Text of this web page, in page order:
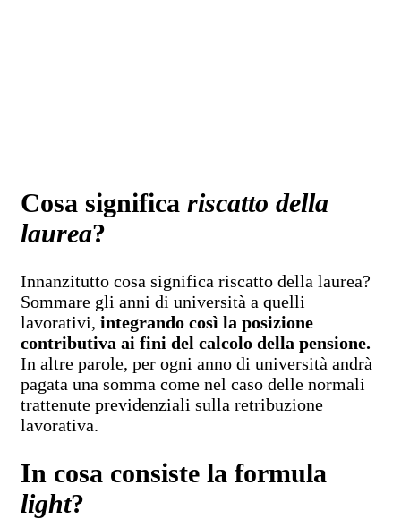
Cosa significa riscatto della
laurea?
Innanzitutto cosa significa riscatto della laurea?
Sommare gli anni di università a quelli
lavorativi, integrando così la posizione
contributiva ai fini del calcolo della pensione.
In altre parole, per ogni anno di università andrà
pagata una somma come nel caso delle normali
trattenute previdenziali sulla retribuzione
lavorativa.
In cosa consiste la formula
light?